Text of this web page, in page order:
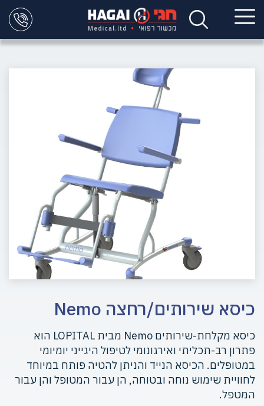
כיסא שירותים/רחצה Nemo
כיסא מקלחת-שירותים Nemo מבית LOPITAL הוא
פתרון רב-תכליתי ואירגונומי לטיפול היגייני יומיומי
במטופלים. הכיסא הנייד והניתן להטיה פותח במיוחד
לחוויית שימוש נוחה ובטוחה, הן עבור המטופל והן עבור
המטפל.